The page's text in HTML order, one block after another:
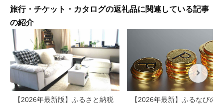
旅行・チケット・カタログの返礼品に関連している記事
の紹介
【2026年最新版】ふるさと納税
【2026年最新】ふるなびの